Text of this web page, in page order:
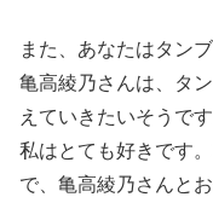
また、あなたはタン
亀高綾乃さんは、タ
えていきたいそうで
私はとても好きです
で、亀高綾乃さんと